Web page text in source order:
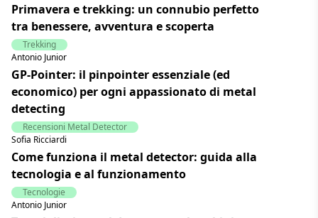
Primavera e trekking: un connubio perfetto
tra benessere, avventura e scoperta
Trekking
Antonio Junior
GP-Pointer: il pinpointer essenziale (ed
economico) per ogni appassionato di metal
detecting
Recensioni Metal Detector
Sofia Ricciardi
Come funziona il metal detector: guida alla
tecnologia e al funzionamento
Tecnologie
Antonio Junior